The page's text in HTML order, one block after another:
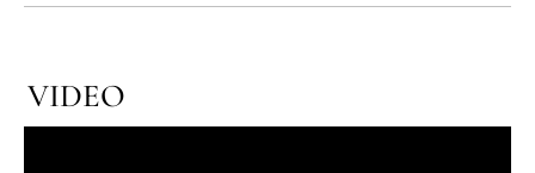
VIDEO